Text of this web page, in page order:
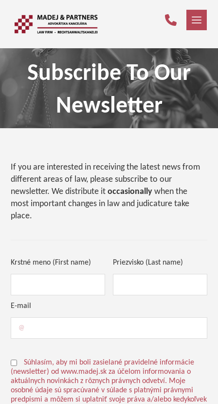
Subscribe To Our
Newsletter
If you are interested in receiving the latest news from
different areas of law, please subscribe to our
newsletter. We distribute itoccasionally when the
most important changes in law and judicature take
place.
Krstné meno (First name) Priezvisko (Last name)
E-mail
Súhlasím, aby mi boli zasielané pravidelné informácie
(newsletter) od www.madej.sk za účelom informovania o
aktuálnych novinkách z rôznych právnych odvetví. Moje
osobné údaje sú spracúvané v súlade s platnými právnymi
predpismi a môžem si uplatniť svoje práva a/alebo kedykoľvek